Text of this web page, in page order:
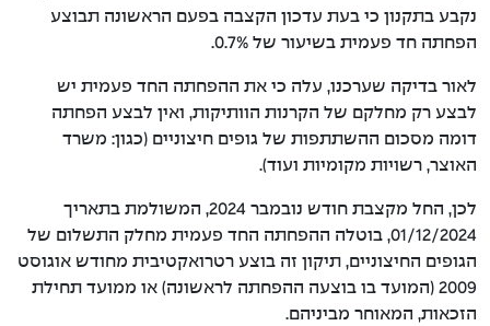
נקבע בתקנון כי בעת עדכון הקצבה בפעם הראשונה תבוצע
הפחתה חד פעמית בשיעור של 0.7%.
לאור בדיקה שערכנו, עלה כי את ההפחתה החד פעמית יש
לבצע רק מחלקם של הקרנות הוותיקות, ואין לבצע הפחתה
דומה מסכום ההשתתפות של גופים חיצוניים (כגון: משרד
האוצר, רשויות מקומיות ועוד).
לכן, החל מקצבת חודש נובמבר 2024, המשולמת בתאריך
01/12/2024, בוטלה ההפחתה החד פעמית מחלק התשלום של
הגופים החיצוניים, תיקון זה בוצע רטרואקטיבית מחודש אוגוסט
2009 (המועד בו בוצעה ההפחתה לראשונה) או ממועד תחילת
הזכאות, המאוחר מביניהם.